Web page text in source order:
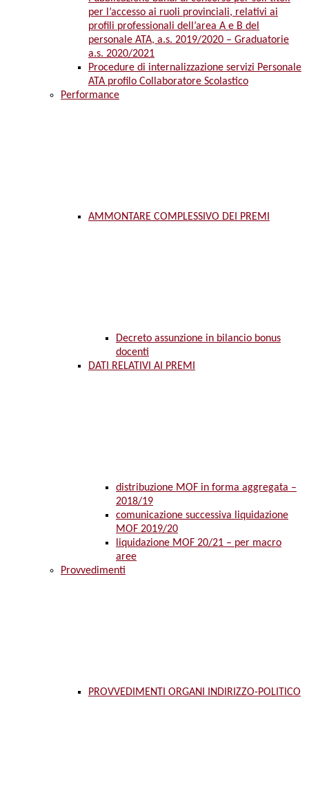
per l’accesso ai ruoli provinciali, relativi ai
profili professionali dell’area A e B del
personale ATA, a.s. 2019/2020 – Graduatorie
a.s. 2020/2021
Procedure di internalizzazione servizi Personale
ATA profilo Collaboratore Scolastico
Performance
AMMONTARE COMPLESSIVO DEI PREMI
Decreto assunzione in bilancio bonus
docenti
DATI RELATIVI AI PREMI
distribuzione MOF in forma aggregata –
2018/19
comunicazione successiva liquidazione
MOF 2019/20
liquidazione MOF 20/21 – per macro
aree
Provvedimenti
PROVVEDIMENTI ORGANI INDIRIZZO-POLITICO